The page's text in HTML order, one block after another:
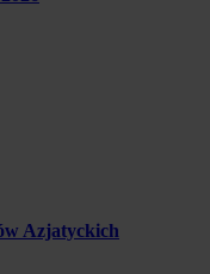
Azjatyckich